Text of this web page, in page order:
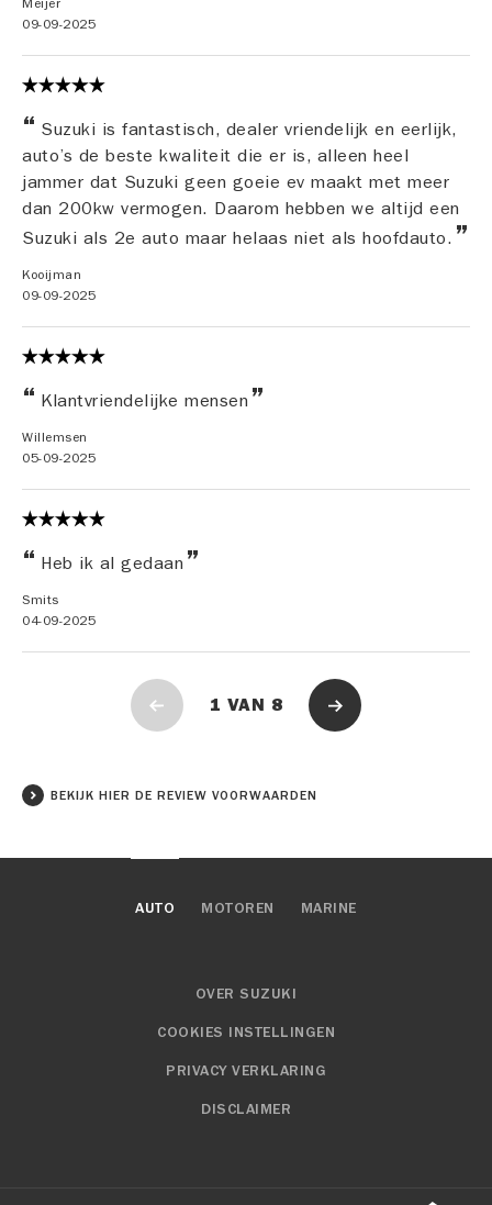
Meijer
09-09-2025
Suzuki is fantastisch, dealer vriendelijk en eerlijk,
auto’s de beste kwaliteit die er is, alleen heel
jammer dat Suzuki geen goeie ev maakt met meer
dan 200kw vermogen. Daarom hebben we altijd een
Suzuki als 2e auto maar helaas niet als hoofdauto.
Kooijman
09-09-2025
Klantvriendelijke mensen
Willemsen
05-09-2025
Heb ik al gedaan
Smits
04-09-2025
1 VAN 8
BEKIJK HIER DE REVIEW VOORWAARDEN
AUTO MOTOREN MARINE
OVER SUZUKI
COOKIES INSTELLINGEN
PRIVACY VERKLARING
DISCLAIMER